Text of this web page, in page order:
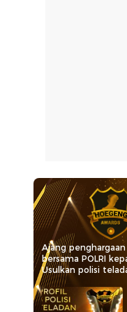
Ajang
bersama POLRI
Usulkan polisi